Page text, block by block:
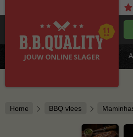
Home BBQ vlees